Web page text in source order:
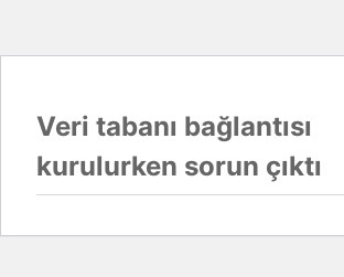
Veri tabanı bağlantısı
kurulurken sorun çıktı